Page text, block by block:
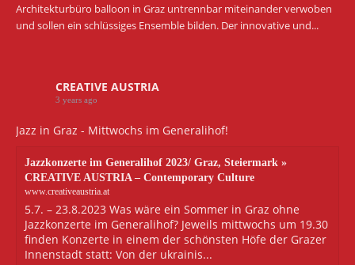
Architekturbüro balloon in Graz untrennbar miteinander verwoben
und sollen ein schlüssiges Ensemble bilden. Der innovative und...
CREATIVE AUSTRIA
3 years ago
Jazz in Graz - Mittwochs im Generalihof!
Jazzkonzerte im Generalihof 2023/ Graz, Steiermark »
CREATIVE AUSTRIA – Contemporary Culture
www.creativeaustria.at
5.7. – 23.8.2023 Was wäre ein Sommer in Graz ohne
Jazzkonzerte im Generalihof? Jeweils mittwochs um 19.30
finden Konzerte in einem der schönsten Höfe der Grazer
Innenstadt statt: Von der ukrainis...